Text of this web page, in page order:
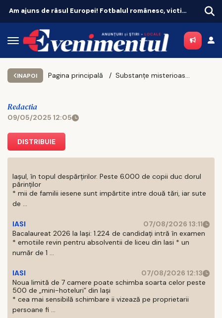
Am ajuns de râsul Europei! Fotbalul românesc, victima propriei aroganțe
INAPOI Pagina principală Substanțe misterioase aruncate de două avioane deasupra Botoșaniului
Redactia
09/05/2025 12:05
DISTRIBUIE
Iașul, în topul despărțirilor. Peste 6.000 de copii duc dorul
părinților
* mii de familii iesene sunt impărtite intre două tări, iar sute
de ...
IASI
07/08/2026 13:11
Bacalaureat 2026 la Iași: 1.224 de candidați intră în examen
* emotiile revin pentru absolventii de liceu din Iasi * un
număr de 1 ...
IASI
07/08/2026 12:13
Noua limită de 7 camere poate schimba soarta celor peste
500 de „mini-hoteluri” din Iași
* cea mai sensibilă schimbare ii vizează pe proprietarii
persoane fi ...